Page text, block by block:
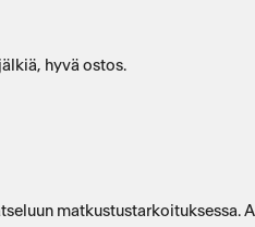
mitään käytön jälkiä, hyvä ostos.
matkustustarkoituksessa.